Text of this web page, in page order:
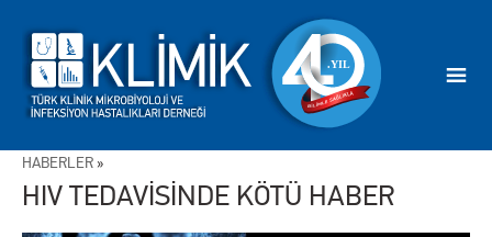
HABERLER »
HIV TEDAVİSİNDE KÖTÜ HABER